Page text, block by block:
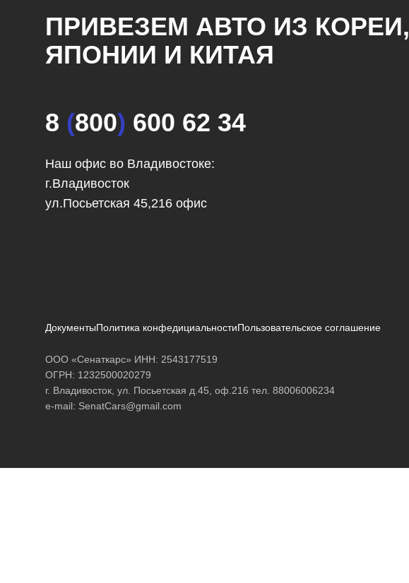
ПРИВЕЗЕМ АВТО ИЗ КОРЕИ,
ЯПОНИИ И КИТАЯ
8 (800) 600 62 34
Наш офис во Владивостоке:
г.Владивосток
ул.Посьетская 45,216 офис
ДокументыПолитика конфедициальностиПользовательское соглашение
ООО «Сенаткарс» ИНН: 2543177519
ОГРН: 1232500020279
г. Владивосток, ул. Посьетская д.45, оф.216 тел. 88006006234
e-mail: SenatCars@gmail.com